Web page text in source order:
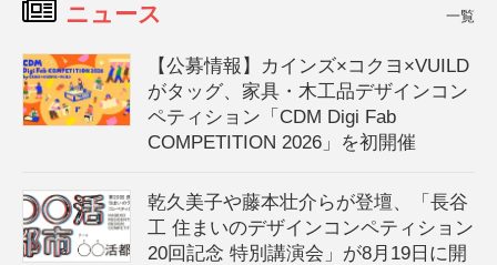
ニュース 一覧
【公募情報】カインズ×コクヨ×VUILD
がタッグ、家具・木工品デザインコン
ペティション「CDM Digi Fab
COMPETITION 2026」を初開催
乾久美子や藤本壮介らが登壇、「長谷
工 住まいのデザインコンペティション
20回記念 特別講演会」が8月19日に開